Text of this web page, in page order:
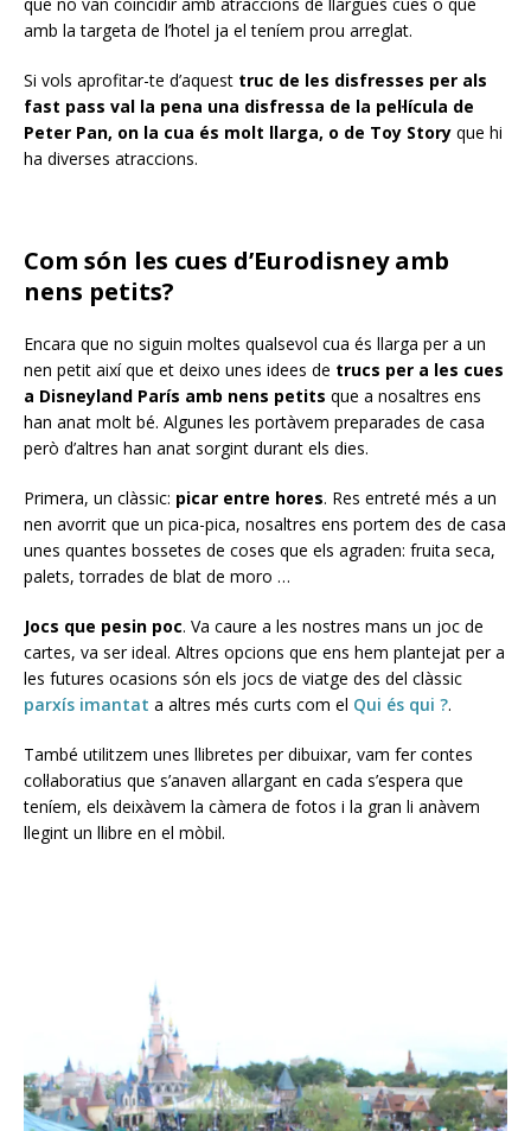
amb la targeta de l’hotel ja el teníem prou arreglat.
Si vols aprofitar-te d’aquest truc de les disfresses per als
fast pass val la pena una disfressa de la pel·lícula de
Peter Pan, on la cua és molt llarga, o de Toy Story que hi
ha diverses atraccions.
Com són les cues d’Eurodisney amb
nens petits?
Encara que no siguin moltes qualsevol cua és llarga per a un
nen petit així que et deixo unes idees de trucs per a les cues
a Disneyland París amb nens petits que a nosaltres ens
han anat molt bé. Algunes les portàvem preparades de casa
però d’altres han anat sorgint durant els dies.
Primera, un clàssic: picar entre hores. Res entreté més a un
nen avorrit que un pica-pica, nosaltres ens portem des de casa
unes quantes bossetes de coses que els agraden: fruita seca,
palets, torrades de blat de moro …
Jocs que pesin poc. Va caure a les nostres mans un joc de
cartes, va ser ideal. Altres opcions que ens hem plantejat per a
les futures ocasions són els jocs de viatge des del clàssic
parxís imantat a altres més curts com el Qui és qui ?.
També utilitzem unes llibretes per dibuixar, vam fer contes
col·laboratius que s’anaven allargant en cada s’espera que
teníem, els deixàvem la càmera de fotos i la gran li anàvem
llegint un llibre en el mòbil.